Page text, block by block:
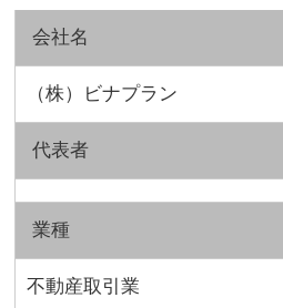
会社名
（株）ビナプラン
代表者
業種
不動産取引業